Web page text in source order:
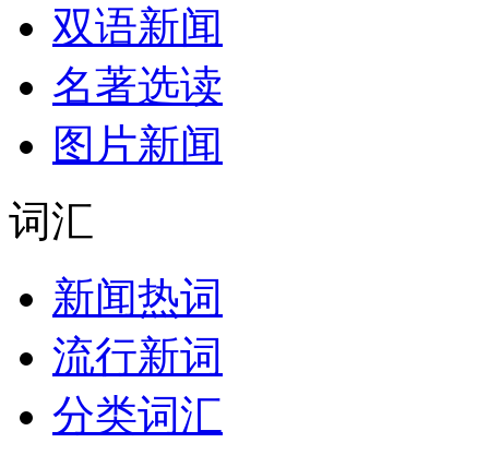
双语新闻
名著选读
图片新闻
词汇
新闻热词
流行新词
分类词汇